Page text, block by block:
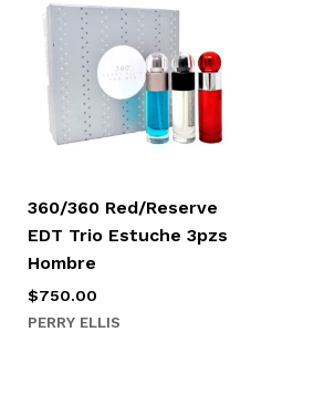
360/360 Red/Reserve
EDT Trio Estuche 3pzs
Hombre
$750.00
PERRY ELLIS